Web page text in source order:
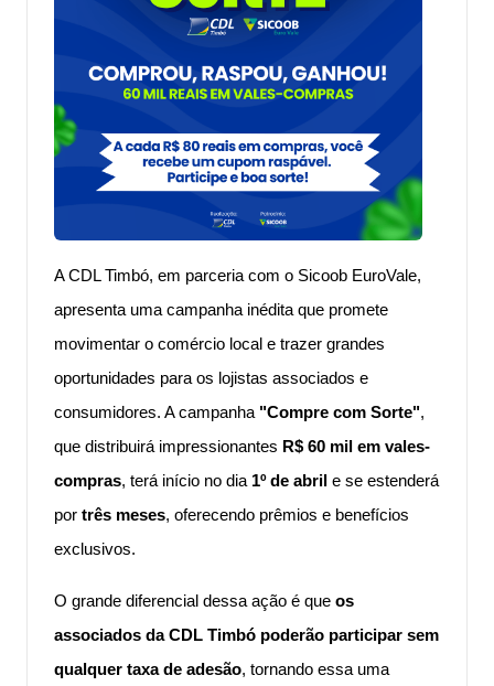
A CDL Timbó, em parceria com o Sicoob EuroVale,
apresenta uma campanha inédita que promete
movimentar o comércio local e trazer grandes
oportunidades para os lojistas associados e
consumidores. A campanha "Compre com Sorte",
que distribuirá impressionantes R$ 60 mil em vales-
compras, terá início no dia 1º de abril e se estenderá
por três meses, oferecendo prêmios e benefícios
exclusivos.
O grande diferencial dessa ação é que os
associados da CDL Timbó poderão participar sem
qualquer taxa de adesão, tornando essa uma